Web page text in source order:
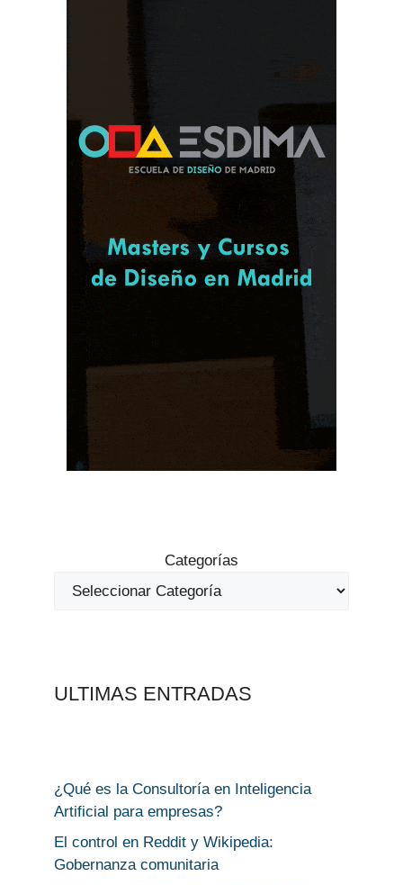
Categorías
ULTIMAS ENTRADAS
¿Qué es la Consultoría en Inteligencia
Artificial para empresas?
El control en Reddit y Wikipedia:
Gobernanza comunitaria